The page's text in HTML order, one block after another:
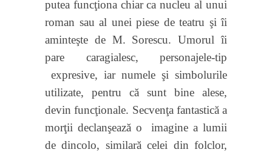
putea funcţiona chiar ca nucleu al unui
roman sau al unei piese de teatru şi îi
aminteşte de M. Sorescu. Umorul îi
pare caragialesc, personajele-tip
expresive, iar numele şi simbolurile
utilizate, pentru că sunt bine alese,
devin funcţionale. Secvenţa fantastică a
morţii declanşează o
imagine a lumii
de dincolo, similară celei din folclor,